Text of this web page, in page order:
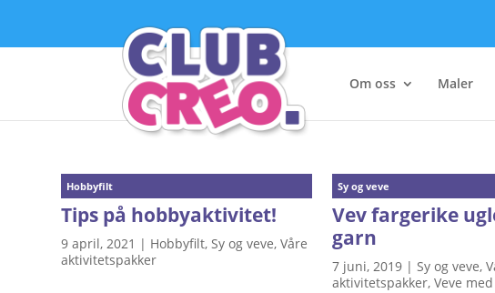
Om oss Maler
Hobbyfilt
Tips på hobbyaktivitet!
9 april, 2021 | Hobbyfilt,Sy og veve,Våre
aktivitetspakker
Sy og veve
Vev fargerike
garn
7 juni, 2019 |Sy og veve,
aktivitetspakker,Veve